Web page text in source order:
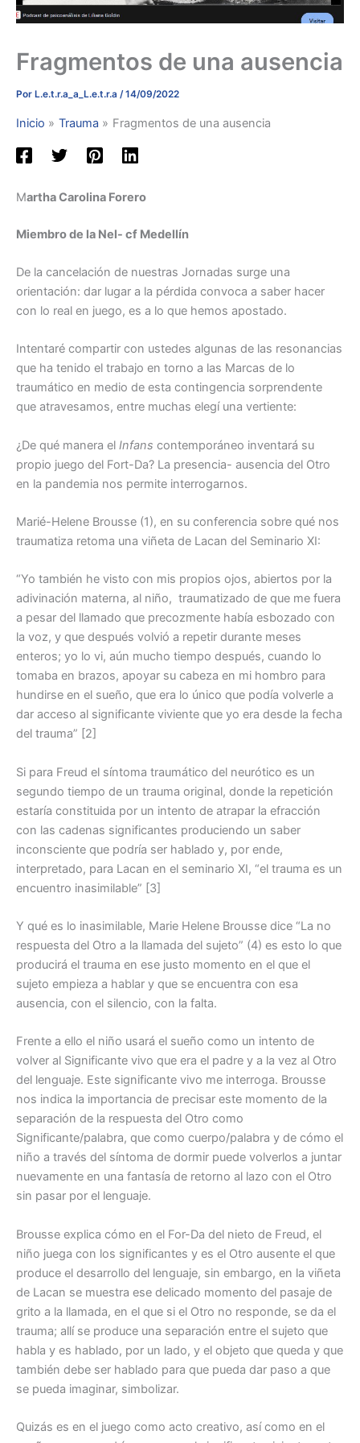
Fragmentos de una ausencia
Por L.e.t.r.a_a_L.e.t.r.a /14/09/2022
Inicio Trauma Fragmentos de una ausencia
Martha Carolina Forero
Miembro de la Nel- cf Medellín
De la cancelación de nuestras Jornadas surge una
orientación: dar lugar a la pérdida convoca a saber hacer
con lo real en juego, es a lo que hemos apostado.
Intentaré compartir con ustedes algunas de las resonancias
que ha tenido el trabajo en torno a las Marcas de lo
traumático en medio de esta contingencia sorprendente
que atravesamos, entre muchas elegí una vertiente:
¿De qué manera el Infans contemporáneo inventará su
propio juego del Fort-Da? La presencia- ausencia del Otro
en la pandemia nos permite interrogarnos.
Marié-Helene Brousse (1), en su conferencia sobre qué nos
traumatiza retoma una viñeta de Lacan del Seminario XI:
“Yo también he visto con mis propios ojos, abiertos por la
adivinación materna, al niño, traumatizado de que me fuera
a pesar del llamado que precozmente había esbozado con
la voz, y que después volvió a repetir durante meses
enteros; yo lo vi, aún mucho tiempo después, cuando lo
tomaba en brazos, apoyar su cabeza en mi hombro para
hundirse en el sueño, que era lo único que podía volverle a
dar acceso al significante viviente que yo era desde la fecha
del trauma” [2]
Si para Freud el síntoma traumático del neurótico es un
segundo tiempo de un trauma original, donde la repetición
estaría constituida por un intento de atrapar la efracción
con las cadenas significantes produciendo un saber
inconsciente que podría ser hablado y, por ende,
interpretado, para Lacan en el seminario XI, “el trauma es un
encuentro inasimilable” [3]
Y qué es lo inasimilable, Marie Helene Brousse dice “La no
respuesta del Otro a la llamada del sujeto” (4) es esto lo que
producirá el trauma en ese justo momento en el que el
sujeto empieza a hablar y que se encuentra con esa
ausencia, con el silencio, con la falta.
Frente a ello el niño usará el sueño como un intento de
volver al Significante vivo que era el padre y a la vez al Otro
del lenguaje. Este significante vivo me interroga. Brousse
nos indica la importancia de precisar este momento de la
separación de la respuesta del Otro como
Significante/palabra, que como cuerpo/palabra y de cómo el
niño a través del síntoma de dormir puede volverlos a juntar
nuevamente en una fantasía de retorno al lazo con el Otro
sin pasar por el lenguaje.
Brousse explica cómo en el For-Da del nieto de Freud, el
niño juega con los significantes y es el Otro ausente el que
produce el desarrollo del lenguaje, sin embargo, en la viñeta
de Lacan se muestra ese delicado momento del pasaje de
grito a la llamada, en el que si el Otro no responde, se da el
trauma; allí se produce una separación entre el sujeto que
habla y es hablado, por un lado, y el objeto que queda y que
también debe ser hablado para que pueda dar paso a que
se pueda imaginar, simbolizar.
Quizás es en el juego como acto creativo, así como en el